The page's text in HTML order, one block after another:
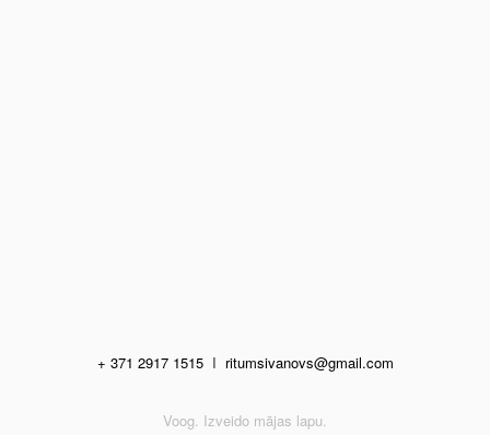
+ 371 2917 1515I ritumsivanovs@gmail.com
Voog. Izveido mājas lapu.